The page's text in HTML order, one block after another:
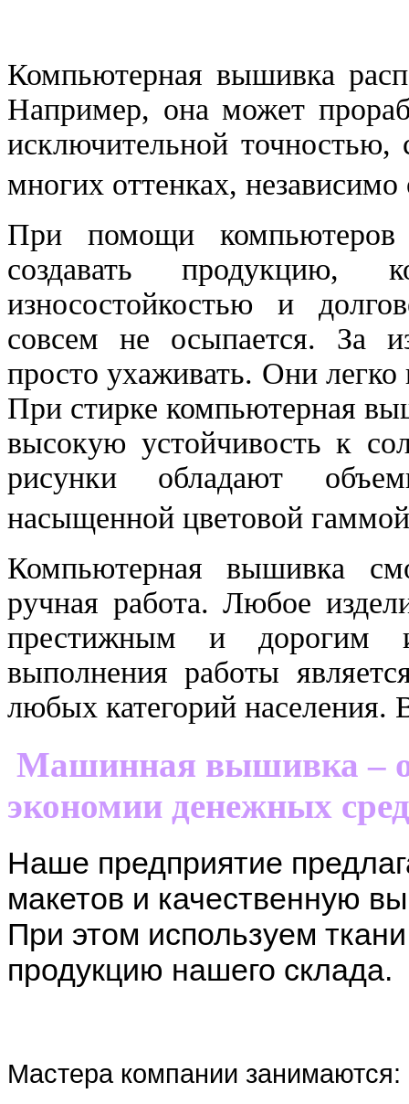
Компьютерная вышивка
Например, она может
исключительной
многих оттенках,
При помощи компьютеров
создавать продукцию,
износостойкостью и
совсем не осыпается. За
просто ухаживать. Они легко
При стирке компьютерная
высокую устойчивость к
рисунки обладают
насыщенной цветовой
Компьютерная вышивка
ручная работа. Любое
престижным и дорогим
выполнения работы
любых категорий
Машинная вышивка –
экономии денежных
Наше предприятие
макетов и качественную
При этом используем
продукцию нашего склада.
Мастера компании занимаются: